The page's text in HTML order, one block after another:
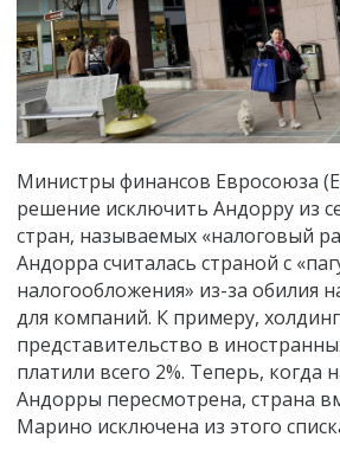
Министры финансов Евросоюза
решение исключить Андорру из
стран, называемых «налоговый
Андорра считалась страной с
налогообложения» из-за обилия
для компаний. К примеру,
представительство в
платили всего 2%. Теперь, когда
Андорры пересмотрена, страна
Марино исключена из этого